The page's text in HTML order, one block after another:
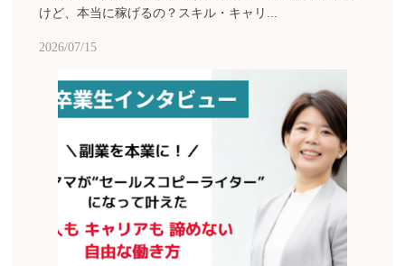
けど、本当に稼げるの？スキル・キャリ...
2026/07/15